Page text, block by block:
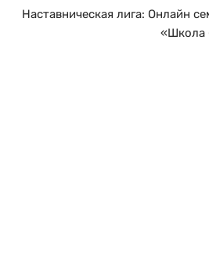
Наставническая лига: Онлайн
«Школа